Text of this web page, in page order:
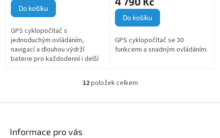
Do košíku
GPS cyklopočítač s
jednoduchým ovládáním,
navigací a dlouhou výdrží
baterie pro každodenní i delší
Do košíku
GPS cyklopočítač se 30
funkcemi a snadným ovládáním.
O
l
12položek celkem
Informace pro vás